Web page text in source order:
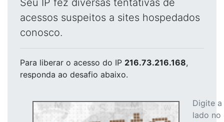
Seu IP fez diversas tentativas de
acessos suspeitos a sites hospedados
conosco.
Para liberar o acesso do IP 216.73.216.168,
responda ao desafio abaixo.
Digite
lado no